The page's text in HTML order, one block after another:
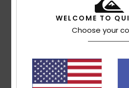
système réglable à la
Fermetures zippées : zips
Grande poche sur la
Poche pour émetteur-
Aérations :aérations
WELCOME TO
Choose your